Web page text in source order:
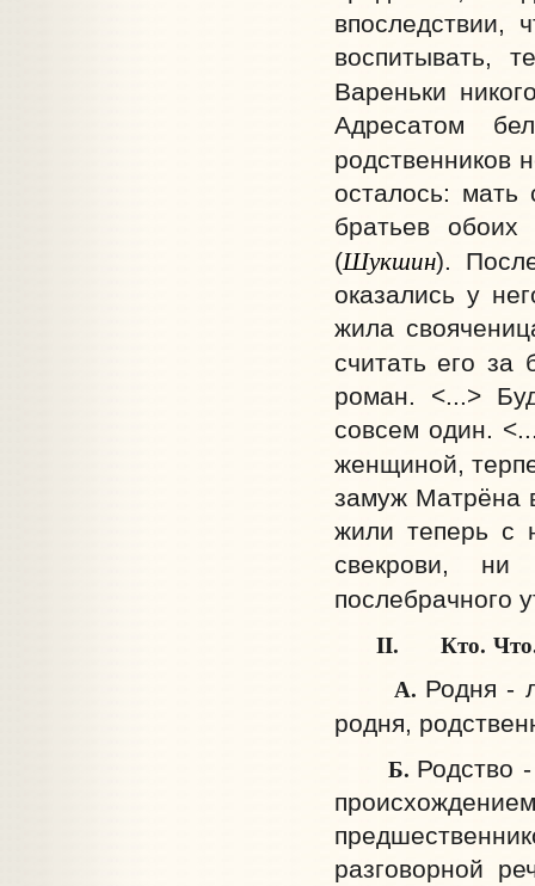
воспитывать,
Вареньки
Адресатом
родственников
осталось:
братьев
(Шукшин).
оказались у
жила
считать его
роман. <...>
совсем один.
женщиной,
замуж Матрёна
жили теперь с
свекрови,
послебрачного
II. Кто.
А. Родня -
родня,
Б. Родство
разговорной